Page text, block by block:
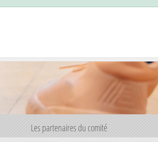
Les partenaires du comité